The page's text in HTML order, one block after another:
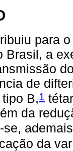
para
Brasil, a
de
tipo B,1
da
se,
da